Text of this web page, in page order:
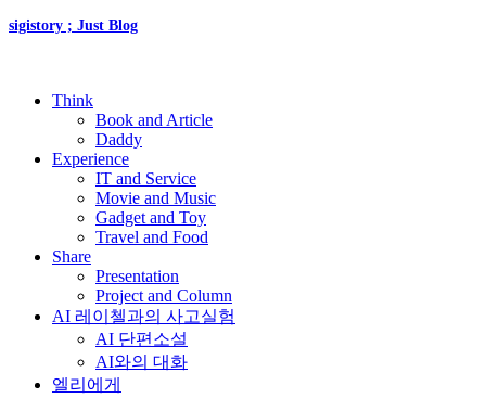
sigistory ; Just Blog
Think
Book and Article
Daddy
Experience
IT and Service
Movie and Music
Gadget and Toy
Travel and Food
Share
Presentation
Project and Column
AI 레이첼과의 사고실험
AI 단편소설
AI와의 대화
엘리에게